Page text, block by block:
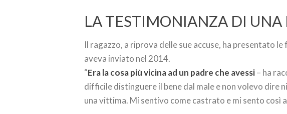
LA TESTIMONIANZA DI
Il ragazzo, a riprova delle sue accuse, ha presentato
aveva inviato nel 2014.
“Era la cosa più vicina ad un padre che avessi– ha
difficile distinguere il bene dal male e non volevo dire
una vittima. Mi sentivo come castrato e mi sento così